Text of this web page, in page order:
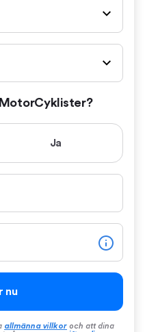
Ja
nu
allmänna villkor och att dina